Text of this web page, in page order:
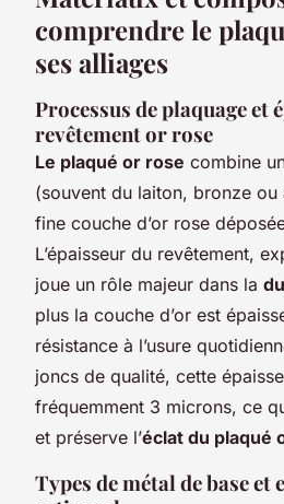
comprendre le
ses alliages
Processus de plaquage et
revêtement or rose
Le plaqué or rose combine
(souvent du laiton, bronze
fine couche d’or rose
L’épaisseur du revêtement,
joue un rôle majeur dans la
plus la couche d’or est
résistance à l’usure
joncs de qualité, cette
fréquemment 3 microns, ce
et préserve l’éclat du plaqué
Types de métal de base et